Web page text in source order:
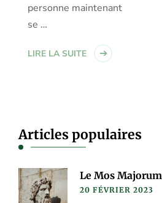
personne maintenant
se …
LIRE LA SUITE
Articles populaires
Le Mos Majorum
20 FÉVRIER 2023